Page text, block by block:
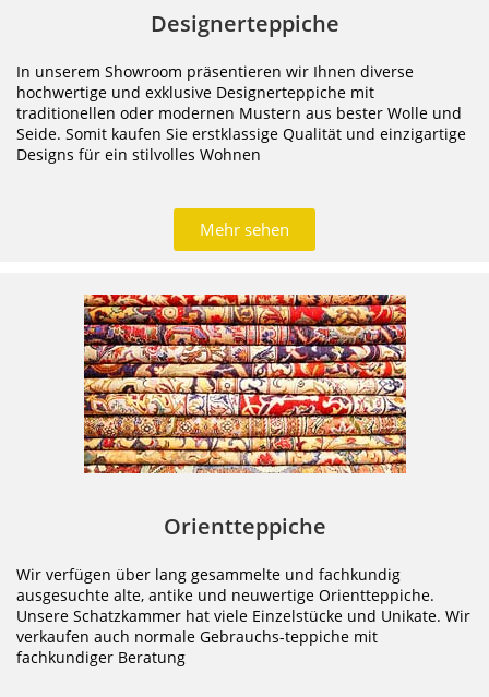
Designerteppiche
In unserem Showroom präsentieren wir Ihnen diverse
hochwertige und exklusive Designerteppiche mit
traditionellen oder modernen Mustern aus bester Wolle und
Seide. Somit kaufen Sie erstklassige Qualität und einzigartige
Designs für ein stilvolles Wohnen
Mehr sehen
Orientteppiche
Wir verfügen über lang gesammelte und fachkundig
ausgesuchte alte, antike und neuwertige Orientteppiche.
Unsere Schatzkammer hat viele Einzelstücke und Unikate. Wir
verkaufen auch normale Gebrauchs-teppiche mit
fachkundiger Beratung